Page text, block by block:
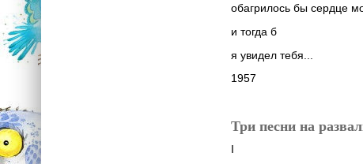
обагрилось бы сердце
и тогда б
я увидел тебя...
1957
Три песни на
I